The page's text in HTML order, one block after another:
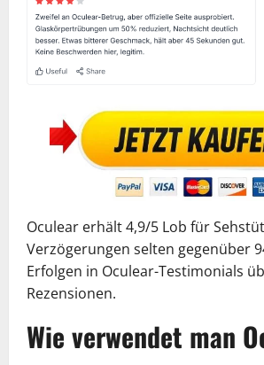
Oculear erhält 4,9/5 Lob für
Verzögerungen selten gegenüber
Erfolgen in Oculear-Testimonials
Rezensionen.
Wie verwendet man